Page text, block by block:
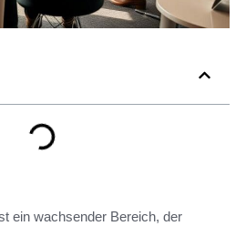
ein wachsender Bereich, der